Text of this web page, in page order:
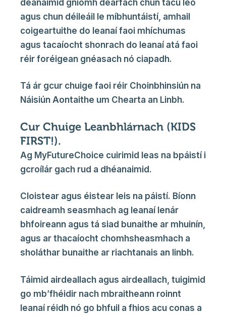
déanaimid gníomh dearfach chun tacú leo
agus chun déileáil le míbhuntáistí, amhail
coigeartuithe do leanaí faoi mhíchumas
agus tacaíocht shonrach do leanaí atá faoi
réir foréigean gnéasach nó ciapadh.
Tá ár gcur chuige faoi réir Choinbhinsiún na
Náisiún Aontaithe um Chearta an Linbh.
Cur Chuige Leanbhlárnach (KIDS
FIRST!).
Ag MyFutureChoice cuirimid leas na bpáistí i
gcroílár gach rud a dhéanaimid.
Cloistear agus éistear leis na páistí. Bíonn
caidreamh seasmhach ag leanaí lenár
bhfoireann agus tá siad bunaithe ar mhuinín,
agus ar thacaíocht chomhsheasmhach a
sholáthar bunaithe ar riachtanais an linbh.
Táimid airdeallach agus airdeallach, tuigimid
go mb’fhéidir nach mbraitheann roinnt
leanaí réidh nó go bhfuil a fhios acu conas a